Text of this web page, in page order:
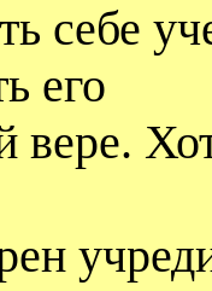
себе
его
вере.